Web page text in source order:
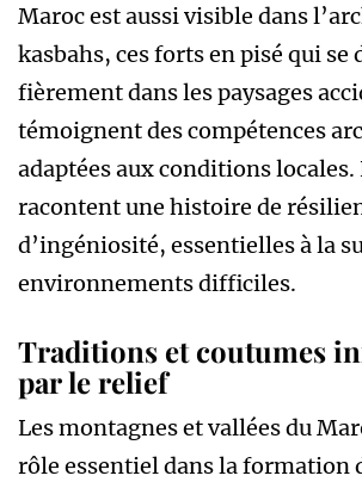
Maroc est aussi visible dans
kasbahs, ces forts en pisé qui se
fièrement dans les paysages
témoignent des compétences
adaptées aux conditions locales.
racontent une histoire de
d’ingéniosité, essentielles à la
environnements difficiles.
Traditions et coutumes
par le relief
Les montagnes et vallées du
rôle essentiel dans la formation